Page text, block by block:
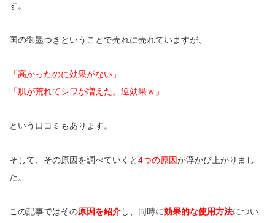
す。
国の御墨つきということで売れに売れていますが、
「高かったのに効果がない」
「肌が荒れてシワが増えた。逆効果ｗ」
という口コミもあります。
そして、その原因を調べていくと4つの原因が浮かび上がりまし
た。
この記事ではその原因を紹介し、同時に効果的な使用方法につい